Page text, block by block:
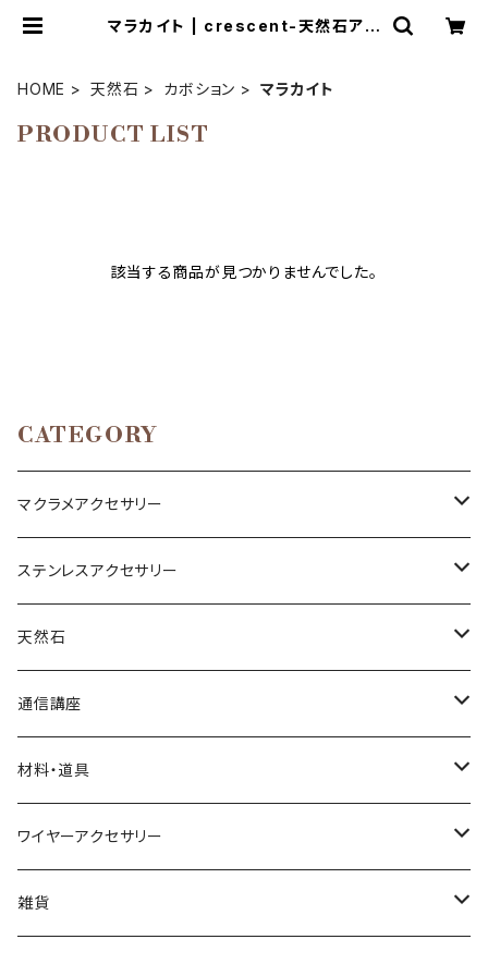
マラカイト | crescent-天然石アク
HOME 天然石 カボション マラカイト
PRODUCT LIST
該当する商品が見つかりませんでした。
CATEGORY
マクラメアクセサリー
ネックレス
ブレスレット
リング
ピアス
小物
イヤリング
ステンレスアクセサリー
ネックレス
ピアス
天然石
丸玉
アベンチュリン
オニキス
カボション
アクアマリン
アゲート
ポイント
水晶
さざれ
通信講座
ブレスレット
リング
ネックレス
材料・道具
材料
道具
ワイヤーアクセサリー
ネックレス
雑貨